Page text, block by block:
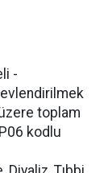
-
toplam
kodlu